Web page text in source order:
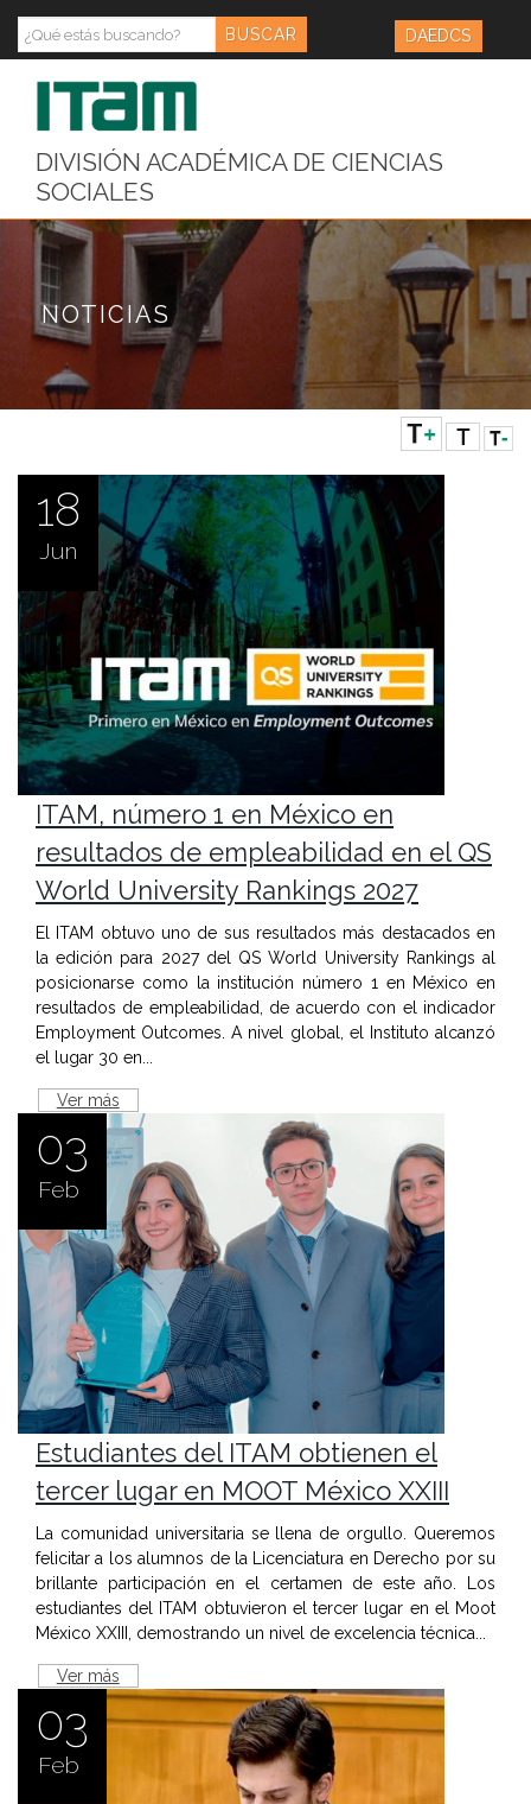
DAEDCS
DIVISIÓN ACADÉMICA DE CIENCIAS
SOCIALES
NOTICIAS
18
Jun
ITAM, número 1 en México en
resultados de empleabilidad en el QS
World University Rankings 2027
El ITAM obtuvo uno de sus resultados más destacados en
la edición para 2027 del QS World University Rankings al
posicionarse como la institución número 1 en México en
resultados de empleabilidad, de acuerdo con el indicador
Employment Outcomes. A nivel global, el Instituto alcanzó
el lugar 30 en...
Ver más
03
Feb
Estudiantes del ITAM obtienen el
tercer lugar en MOOT México XXIII
La comunidad universitaria se llena de orgullo. Queremos
felicitar a los alumnos de la Licenciatura en Derecho por su
brillante participación en el certamen de este año. Los
estudiantes del ITAM obtuvieron el tercer lugar en el Moot
México XXIII, demostrando un nivel de excelencia técnica...
Ver más
03
Feb